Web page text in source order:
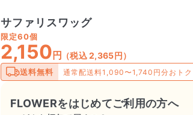
サファリスワッグ
限定60個
2,150 円 （税込 2,365円）
送料無料 通常配送料1,090〜1,740円分おトク
FLOWERをはじめてご利用の方へ